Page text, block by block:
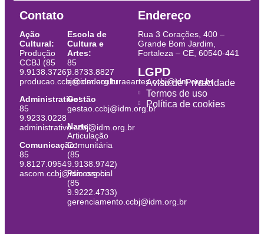
Contato
Ação
Cultural:
Produção
CCBJ (85
9.9138.3726)
producao.ccbj@idm.org.br
Administrativo:
85
9.9233.0228
administrativo.ccbj@idm.org.br
Comunicação:
85
9.8127.0954
ascom.ccbj@idm.org.br
Escola de
Cultura e
Artes:
85
9.8733.8827
escoladeculturaeartes.ccbj@idm.org.br
Gestão
gestao.ccbj@idm.org.br
Narte:
Articulação
Comunitária
(85
9.9138.9742)
Psicossocial
(85
9.9222.4733)
gerenciamento.ccbj@idm.org.br
Endereço
Rua 3 Corações, 400 –
Grande Bom Jardim,
Fortaleza – CE, 60540-441
LGPD
Aviso de Privacidade
Termos de uso
Política de cookies